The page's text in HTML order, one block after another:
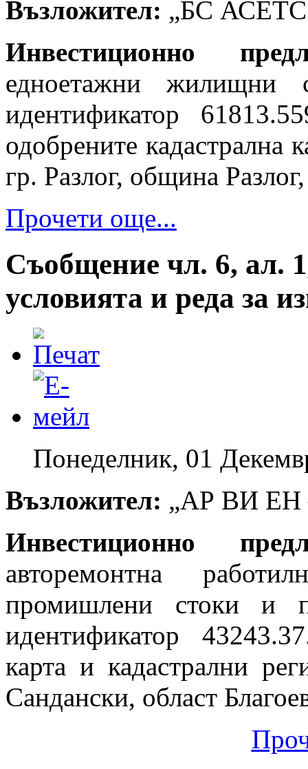
Възложител: „БС
Инвестиционно
едноетажни
идентификатор
одобрените кадастрална
гр. Разлог, община
Прочети още...
Съобщение чл. 6, ал.
условията и реда за
Понеделник, 01
Възложител: „АР ВИ
Инвестиционно
авторемонтна
промишлени стоки и
идентификатор
карта и кадастрални
Сандански, област